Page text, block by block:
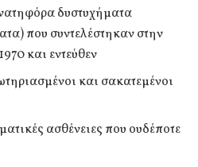
δυστυχήματα
που συντελέστηκαν στην
και εντεύθεν
και σακατεμένοι
ασθένειες που ουδέποτε